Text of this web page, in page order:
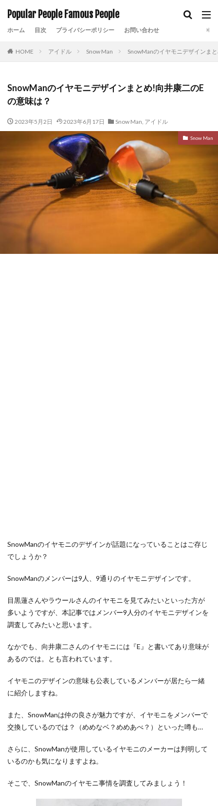
Popular People Famous People
ホーム 目次 プライバシーポリシー お問い合わせ
HOME アイドル Snow Man SnowManのイヤモニデザインま
SnowManのイヤモニデザインまとめ!向井康二のE
の意味は？
2023年5月2日 2023年6月17日 Snow Man, アイドル
Snow Man
SnowManのイヤモニのデザインが話題になっていることはご存じ
でしょうか？
SnowManのメンバーは9人、9通りのイヤモニデザインです。
目黒蓮さんやラウールさんのイヤモニを見てみたいといった方が
多いようですが、本記事ではメンバー9人分のイヤモニデザインを
調査してみたいと思います。
なかでも、向井康二さんのイヤモニには『E』と書いてあり意味が
あるのでは。とも言われています。
イヤモニのデザインの意味も公表しているメンバーが居たら一緒
に紹介しますね。
また、SnowManは仲の良さが魅力ですが、イヤモニをメンバーで
交換しているのでは？（めめなベ？めめあべ？）といった噂も…
さらに、SnowManが使用しているイヤモニのメーカーは判明して
いるのかも気になりますよね。
そこで、SnowManのイヤモニ事情を調査してみましょう！